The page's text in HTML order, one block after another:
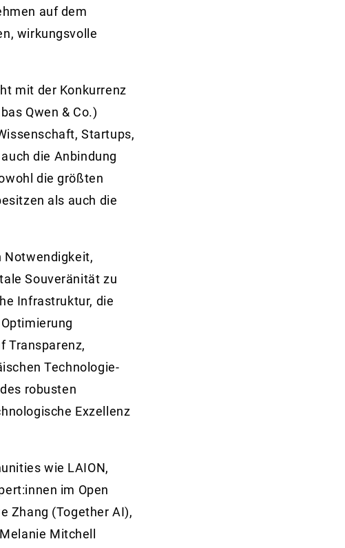
auf dem
wirkungsvolle
mit der Konkurrenz
Qwen & Co.)
Startups,
die Anbindung
die größten
als auch die
Notwendigkeit,
Souveränität zu
Infrastruktur, die
Transparenz,
Technologie-
robusten
Exzellenz
wie LAION,
im Open
Zhang (Together AI),
Mitchell